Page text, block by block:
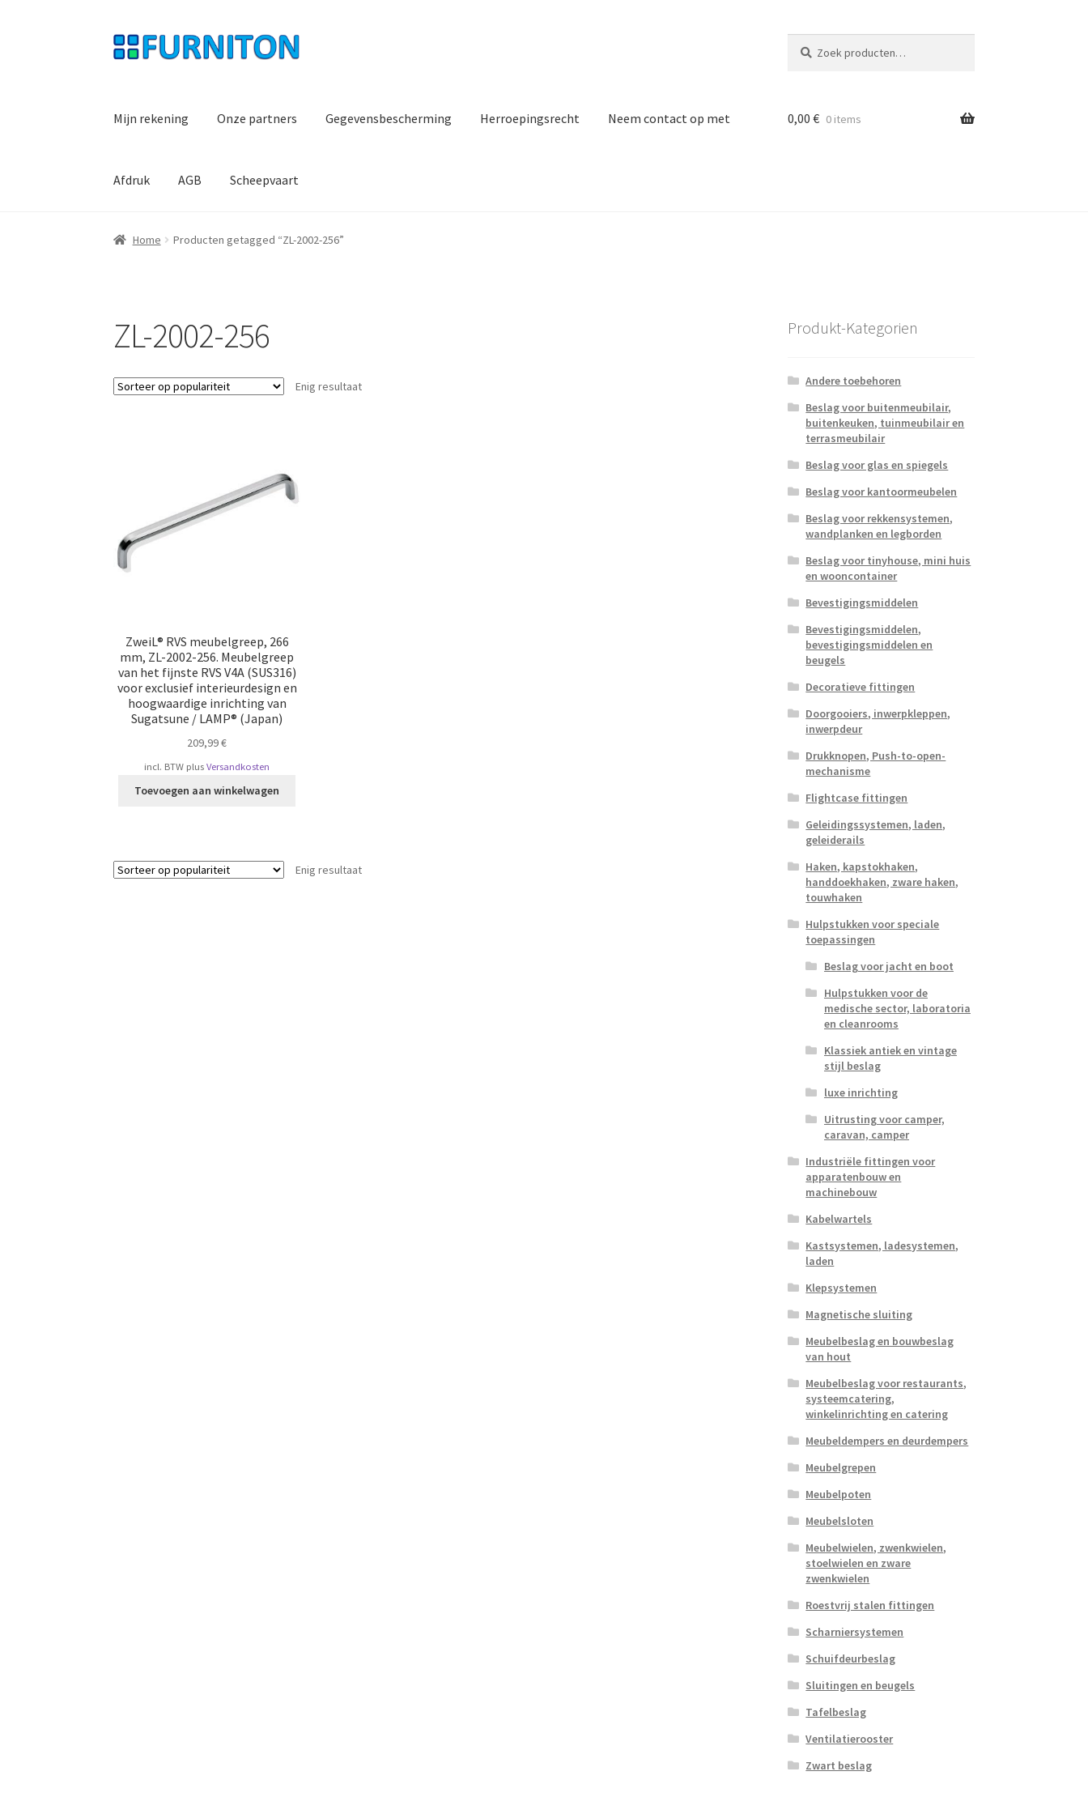
Ga
door
Ga
naar
naar:
Mijn rekening Onze partners Gegevensbescherming Herroepingsrecht Neem contact op met
Afdruk AGB Scheepvaart
0,00 € 0 items
Home Producten getagged “ZL-2002-256”
ZL-2002-256
Enig resultaat
ZweiL® RVS meubelgreep, 266
mm, ZL-2002-256. Meubelgreep
van het fijnste RVS V4A (SUS316)
voor exclusief interieurdesign en
hoogwaardige inrichting van
Sugatsune / LAMP® (Japan)
209,99€
incl. BTW plusVersandkosten
Toevoegen aan winkelwagen
Enig resultaat
Produkt-Kategorien
Andere toebehoren
Beslag voor buitenmeubilair,
buitenkeuken, tuinmeubilair en
terrasmeubilair
Beslag voor glas en spiegels
Beslag voor kantoormeubelen
Beslag voor rekkensystemen,
wandplanken en legborden
Beslag voor tinyhouse, mini huis
en wooncontainer
Bevestigingsmiddelen
Bevestigingsmiddelen,
bevestigingsmiddelen en
beugels
Decoratieve fittingen
Doorgooiers, inwerpkleppen,
inwerpdeur
Drukknopen, Push-to-open-
mechanisme
Flightcase fittingen
Geleidingssystemen, laden,
geleiderails
Haken, kapstokhaken,
handdoekhaken, zware haken,
touwhaken
Hulpstukken voor speciale
toepassingen
Beslag voor jacht en boot
Hulpstukken voor de
medische sector, laboratoria
en cleanrooms
Klassiek antiek en vintage
stijl beslag
luxe inrichting
Uitrusting voor camper,
caravan, camper
Industriële fittingen voor
apparatenbouw en
machinebouw
Kabelwartels
Kastsystemen, ladesystemen,
laden
Klepsystemen
Magnetische sluiting
Meubelbeslag en bouwbeslag
van hout
Meubelbeslag voor restaurants,
systeemcatering,
winkelinrichting en catering
Meubeldempers en deurdempers
Meubelgrepen
Meubelpoten
Meubelsloten
Meubelwielen, zwenkwielen,
stoelwielen en zware
zwenkwielen
Roestvrij stalen fittingen
Scharniersystemen
Schuifdeurbeslag
Sluitingen en beugels
Tafelbeslag
Ventilatierooster
Zwart beslag